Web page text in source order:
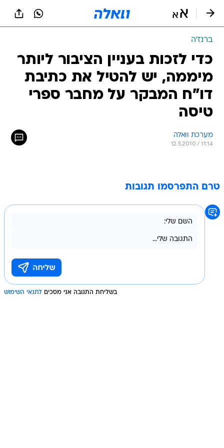
ברנז'ה
כדי לזכות בעניין הציבור ליותר
מיממה, יש להטיל את כתיבת
דו"ח המבקר על מחבר ספרי
טיסה
מערכת וואלה
12.5.2010 / 11:14
טרם התפרסמו תגובות
בשליחת התגובה אני מסכים לתנאי השימוש